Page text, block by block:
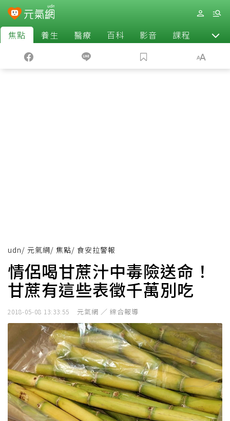
焦點 養生 醫療 百科 影音 課程 退休
udn/ 元氣網/ 焦點/ 食安拉警報
情侶喝甘蔗汁中毒險送命！
甘蔗有這些表徵千萬別吃
2018-05-08 13:33:55 元氣網 ／ 綜合報導